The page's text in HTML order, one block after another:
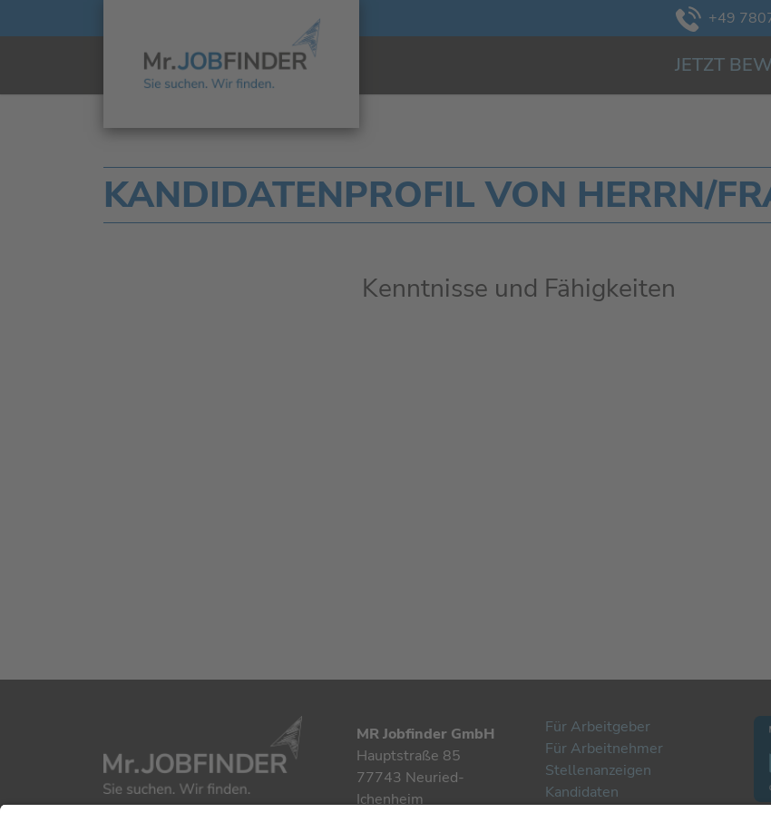
+49
JETZT
KANDIDATENPROFIL VON HERRN/
Kenntnisse und Fähigkeiten
MR Jobfinder GmbH
Hauptstraße 85
77743 Neuried-
Ichenheim
Für Arbeitgeber
Für Arbeitnehmer
Stellenanzeigen
Kandidaten